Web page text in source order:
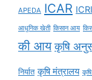
APEDA ICAR
आधुनिक खेती किसान आय
की आय कृषि
निर्यात कृषि मंत्रालय